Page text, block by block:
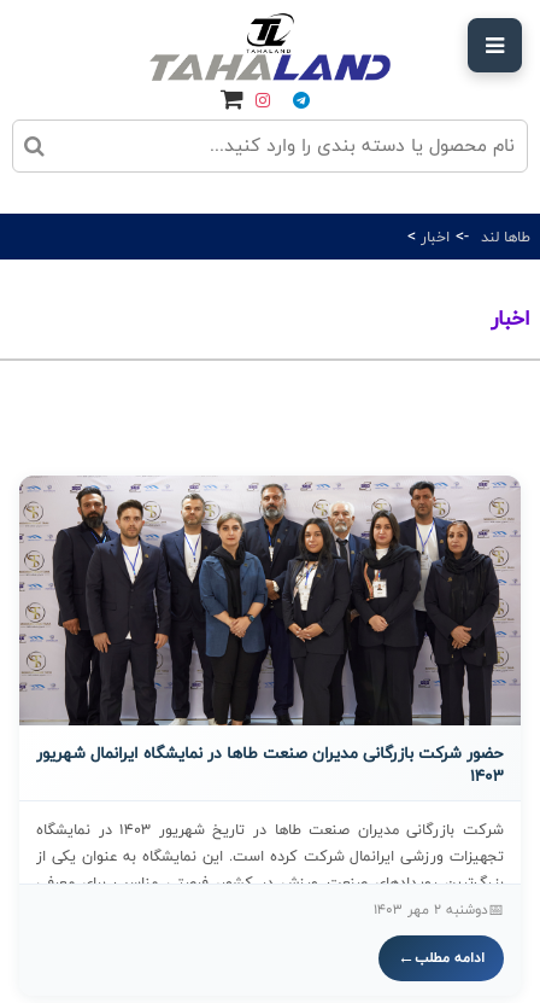
طاها لند -> اخبار >
اخبار
حضور شرکت بازرگانی مدیران صنعت طاها در نمایشگاه ایرانمال شهریور
1403
شرکت بازرگانی مدیران صنعت طاها در تاریخ شهریور 1403 در نمایشگاه
تجهیزات ورزشی ایرانمال شرکت کرده است. این نمایشگاه به عنوان یکی از
بزرگ‌ترین رویدادهای صنعت ورزش در کشور، فرصتی مناسب برای معرفی
محصولات و خدمات این شرکت فراهم آورد. مدیران صنعت طاها با ارائه
تجهیزات و نوآوری‌های جدید خود، به تعامل با فعالان حوزه ورزش و جذب
مشتریان جدید پرداختند. حضور در این نمایشگاه نشان‌دهنده تعهد این
شرکت به ارتقاء صنعت ورزش و پاسخگویی به نیازهای بازار است.
دوشنبه 2 مهر 1403
ادامه مطلب